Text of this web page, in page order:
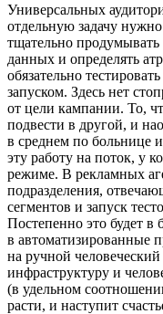
Универсальных
отдельную задачу
тщательно продумывать
данных и определять
обязательно
запуском. Здесь нет
от цели кампании. То,
подвести в другой, и
в среднем по больнице
эту работу на поток, у
режиме. В рекламных
подразделения,
сегментов и запуск
Постепенно это будет в
в автоматизированные
на ручной
инфраструктуру и
(в удельном
расти, и наступит